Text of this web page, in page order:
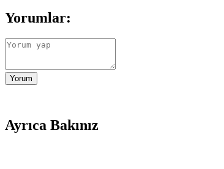
Yorumlar:
Yorum
Ayrıca Bakınız